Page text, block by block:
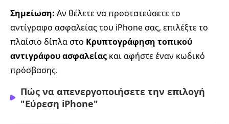
Σημείωση: Αν θέλετε να προστατεύσετε το
αντίγραφο ασφαλείας του iPhone σας, επιλέξτε το
πλαίσιο δίπλα στο Κρυπτογράφηση τοπικού
αντιγράφου ασφαλείας και αφήστε έναν κωδικό
πρόσβασης.
Πώς να απενεργοποιήσετε την επιλογή
"Εύρεση iPhone"